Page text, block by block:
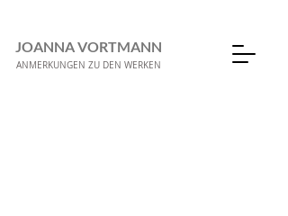
JOANNA VORTMANN
ANMERKUNGEN ZU DEN WERKEN